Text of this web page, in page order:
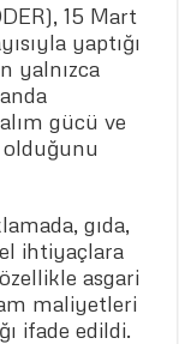
15 Mart
yaptığı
yalnızca
gücü ve
olduğunu
gıda,
ihtiyaçlara
asgari
maliyetleri
ifade edildi.